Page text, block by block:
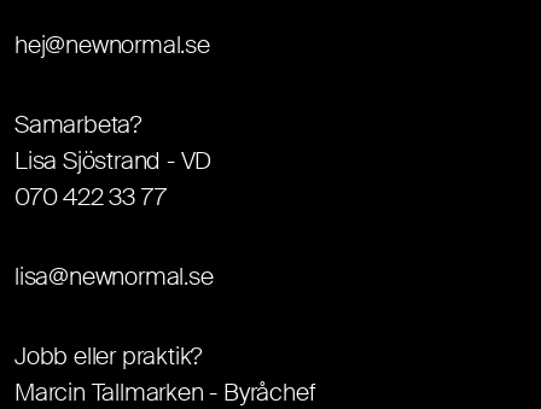
hej@newnormal.se
Samarbeta?
Lisa Sjöstrand - VD
070 422 33 77
lisa@newnormal.se
Jobb eller praktik?
Marcin Tallmarken - Byråchef